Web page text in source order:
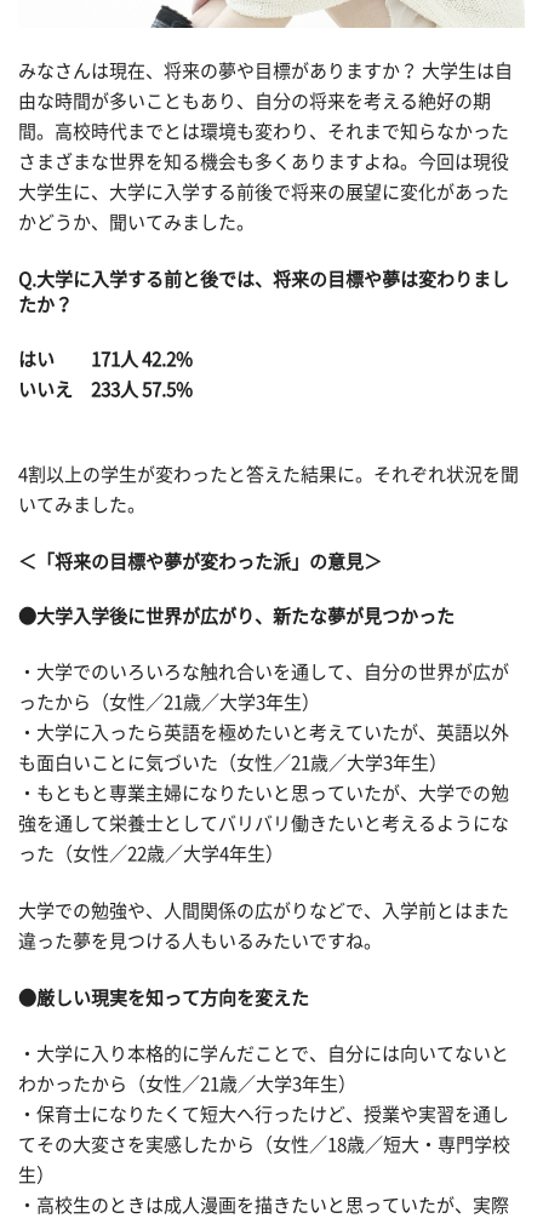
みなさんは現在、将来の夢や目標がありますか？ 大学生は自
由な時間が多いこともあり、自分の将来を考える絶好の期
間。高校時代までとは環境も変わり、それまで知らなかった
さまざまな世界を知る機会も多くありますよね。今回は現役
大学生に、大学に入学する前後で将来の展望に変化があった
かどうか、聞いてみました。
Q.大学に入学する前と後では、将来の目標や夢は変わりまし
たか？
はい 171人 42.2%
いいえ 233人 57.5%
4割以上の学生が変わったと答えた結果に。それぞれ状況を聞
いてみました。
＜「将来の目標や夢が変わった派」の意見＞
●大学入学後に世界が広がり、新たな夢が見つかった
・大学でのいろいろな触れ合いを通して、自分の世界が広が
ったから（女性／21歳／大学3年生）
・大学に入ったら英語を極めたいと考えていたが、英語以外
も面白いことに気づいた（女性／21歳／大学3年生）
・もともと専業主婦になりたいと思っていたが、大学での勉
強を通して栄養士としてバリバリ働きたいと考えるようにな
った（女性／22歳／大学4年生）
大学での勉強や、人間関係の広がりなどで、入学前とはまた
違った夢を見つける人もいるみたいですね。
●厳しい現実を知って方向を変えた
・大学に入り本格的に学んだことで、自分には向いてないと
わかったから（女性／21歳／大学3年生）
・保育士になりたくて短大へ行ったけど、授業や実習を通し
てその大変さを実感したから（女性／18歳／短大・専門学校
生）
・高校生のときは成人漫画を描きたいと思っていたが、実際